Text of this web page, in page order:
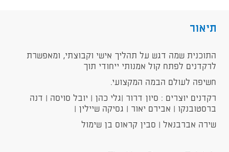
תיאור
התוכנית שמה דגש על תהליך אישי וקבוצתי, ומאפשרת
לרקדנים לפתח קול אמנותי ייחודי תוך
חשיפה לעולם הבמה המקצועי.
רקדנים יוצרים : סיון דרור |גלי כהן | יובל סויסה | דנה
ברסטובנקו | אבירם יאור | גסיקה שיילין |
שירה אברבנאל | סבין קראוס בן שימול